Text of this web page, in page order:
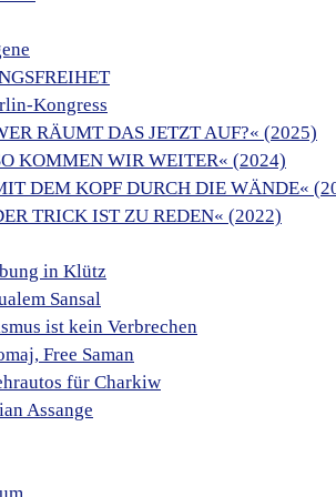
Kongress
RÄUMT DAS JETZT AUF?« (2025)
KOMMEN WIR WEITER« (2024)
DEM KOPF DURCH DIE WÄNDE«
TRICK IST ZU REDEN« (2022)
in Klütz
Sansal
ist kein Verbrechen
Free Saman
für Charkiw
Assange